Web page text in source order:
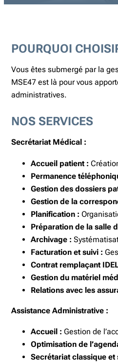
POURQUOI
Vous êtes submergé par la
MSE47 est là pour vous
administratives.
NOS SERVICES
Secrétariat Médical :
Accueil patient :
Permanence
Gestion des dossiers
Gestion de la
Planification :
Préparation de la salle
Archivage :
Facturation et suivi :
Contrat remplaçant
Gestion du matériel
Relations avec les
Assistance Administrative :
Accueil : Gestion de
Optimisation de
Secrétariat classique et